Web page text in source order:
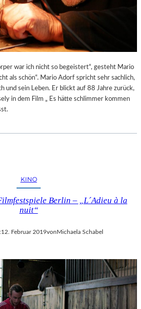
war ich nicht so begeistert“, gesteht Mario
als schön“. Mario Adorf spricht sehr sachlich,
und sein Leben. Er blickt auf 88 Jahre zurück,
in dem Film „ Es hätte schlimmer kommen
KINO
Berlin – „L´Adieu à la
nuit“
12. Februar 2019von Michaela Schabel